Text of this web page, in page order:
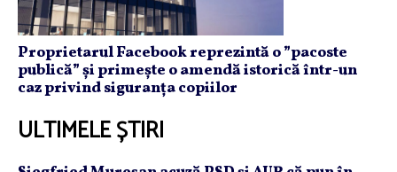
Proprietarul Facebook reprezintă o ”pacoste
publică” și primește o amendă istorică într-un
caz privind siguranța copiilor
ULTIMELE ȘTIRI